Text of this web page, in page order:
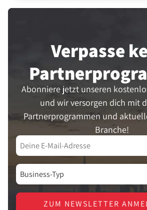
Verpasse
Abonniere jetzt unseren
und wir versorgen dich mit
Partnerprogrammen und
Branche!
ZUM NEWSLETTER